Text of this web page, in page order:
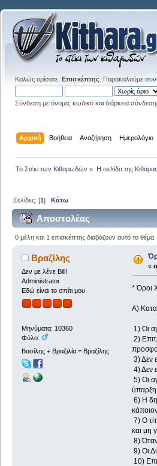
Καλώς ορίσατε, Επισκέπτης . Παρακαλούμε
Σύνδεση με όνομα, κωδικό και διάρκεια
Αρχική Βοήθεια Αναζήτηση Ημερολόγιο
Το Στέκι των Κιθαρωδών » Η σελίδα της Κιθάρας
Σελίδες: [1]Κάτω
Αποστολέας
0 μέλη και 1 επισκέπτης διαβάζουν αυτό το θέμα.
Βραζίλης
Δεν με λένε Bill!
Administrator
Εδώ είναι το σπίτι μου
Μηνύματα: 10360
Φύλο:
Βασίλης + Βραζιλία = Βραζίλης
«
* Όροι
Α)
1) Οι
2)
3) Δεν
4) Δεν
5) Οι
ύπαρξη
6) Η
7) Ο
και μη
8)
9) Οι
10)